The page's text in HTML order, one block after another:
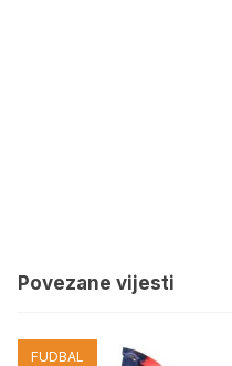
Povezane vijesti
FUDBAL